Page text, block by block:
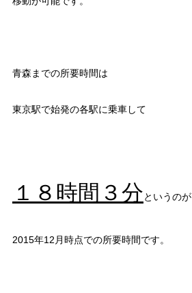
青森までの所要時間は
東京駅で始発の各駅に乗車して
１８時間３分というのが
2015年12月時点での所要時間です。